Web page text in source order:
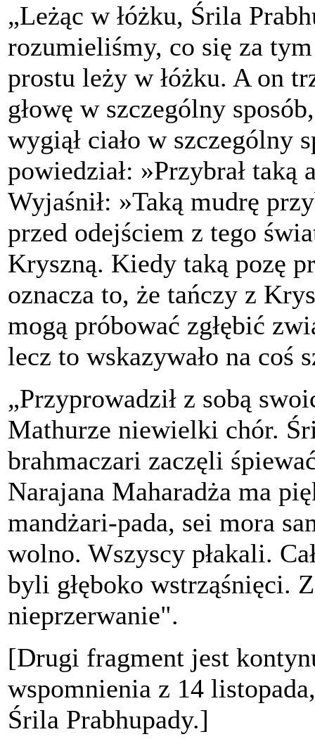
„Leżąc w łóżku, Śrila
rozumieliśmy, co się za
prostu leży w łóżku. A on
głowę w szczególny
wygiął ciało w szczególny
powiedział: »Przybrał
Wyjaśnił: »Taką mudrę
przed odejściem z tego
Kryszną. Kiedy taką pozę
oznacza to, że tańczy z
mogą próbować zgłębić
lecz to wskazywało na coś
„Przyprowadził z sobą
Mathurze niewielki chór.
brahmaczari zaczęli
Narajana Maharadża ma
mandżari-pada, sei mora
wolno. Wszyscy płakali.
byli głęboko wstrząśnięci.
nieprzerwanie".
[Drugi fragment jest
wspomnienia z 14
Śrila Prabhupady.]